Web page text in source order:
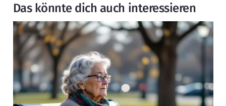
Das könnte dich auch interessieren